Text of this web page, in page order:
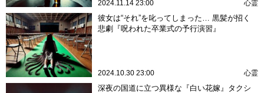
2024.11.14 23:00 心霊
彼女は“それ”を叱ってしまった… 黒髪が招く
悲劇『呪われた卒業式の予行演習』
2024.10.30 23:00 心霊
深夜の国道に立つ異様な『白い花嫁』タクシ